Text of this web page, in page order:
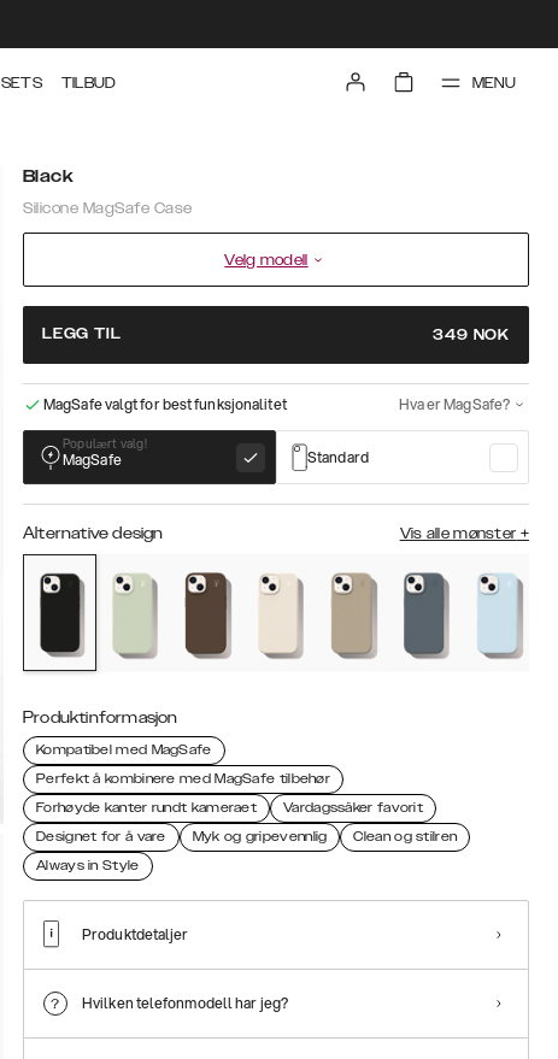
SETS TILBUD MENU
Black
Silicone MagSafe Case
Velg modell
LEGG TIL 349 NOK
MagSafe valgt for best funksjonalitet Hva er MagSafe?
Populært valg!
MagSafe Standard
Alternative design Vis alle mønster +
Produktinformasjon
Kompatibel med MagSafe
Perfekt å kombinere med MagSafe tilbehør
Forhøyde kanter rundt kameraet
Vardagssäker favorit
Designet for å vare
Myk og gripevennlig
Clean og stilren
Always in Style
Produktdetaljer
Hvilken telefonmodell har jeg?